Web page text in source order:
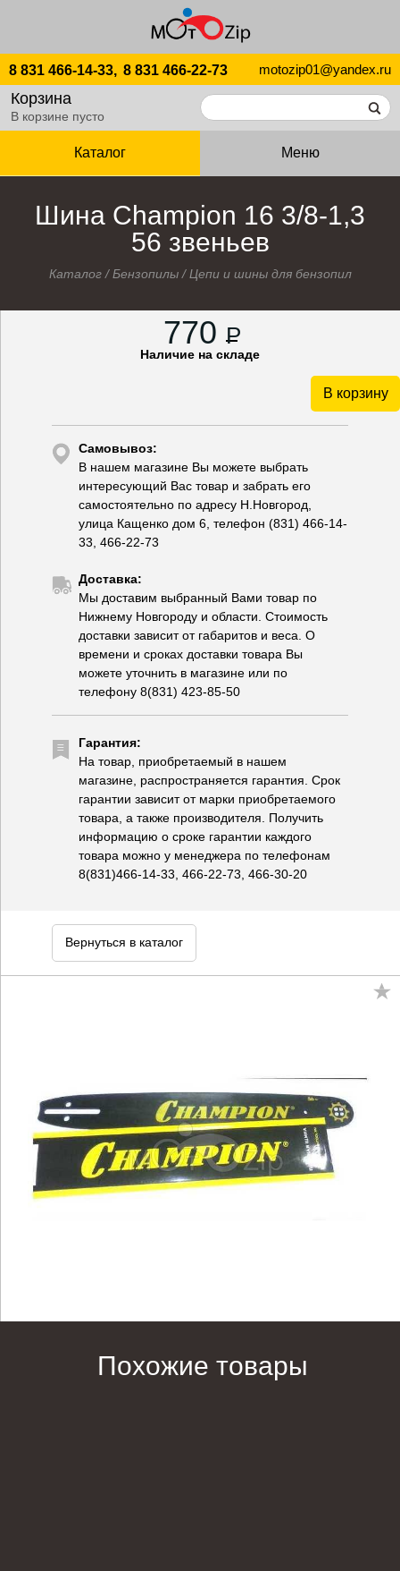
8 831 466-14-33, 8 831 466-22-73 motozip01@yandex.ru
Корзина
В корзине пусто
Каталог Меню
Шина Champion 16 3/8-1,3
56 звеньев
Каталог/Бензопилы/Цепи и шины для бензопил
770 P
Наличие на складе
В корзину
Самовывоз:
В нашем магазине Вы можете выбрать
интересующий Вас товар и забрать его
самостоятельно по адресу Н.Новгород,
улица Кащенко дом 6, телефон (831) 466-14-
33, 466-22-73
Доставка:
Мы доставим выбранный Вами товар по
Нижнему Новгороду и области. Стоимость
доставки зависит от габаритов и веса. О
времени и сроках доставки товара Вы
можете уточнить в магазине или по
телефону 8(831) 423-85-50
Гарантия:
На товар, приобретаемый в нашем
магазине, распространяется гарантия. Срок
гарантии зависит от марки приобретаемого
товара, а также производителя. Получить
информацию о сроке гарантии каждого
товара можно у менеджера по телефонам
8(831)466-14-33, 466-22-73, 466-30-20
Вернуться в каталог
Похожие товары